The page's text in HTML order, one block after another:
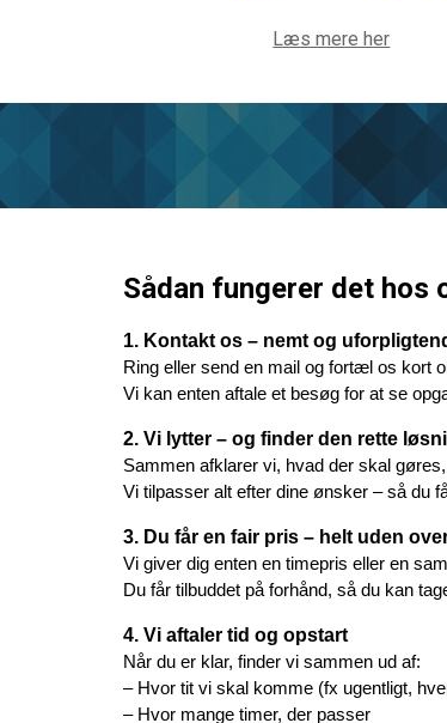
Læs mere her
Sådan fungerer det hos
1. Kontakt os – nemt og
Ring eller send en mail og fortæl os kort
Vi kan enten aftale et besøg for at se
2. Vi lytter – og finder den rette
Sammen afklarer vi, hvad der skal
Vi tilpasser alt efter dine ønsker – så du
3. Du får en fair pris – helt uden
Vi giver dig enten en timepris eller en
Du får tilbuddet på forhånd, så du kan
4. Vi aftaler tid og opstart
Når du er klar, finder vi sammen ud af:
– Hvor tit vi skal komme (fx ugentligt,
– Hvor mange timer, der passer